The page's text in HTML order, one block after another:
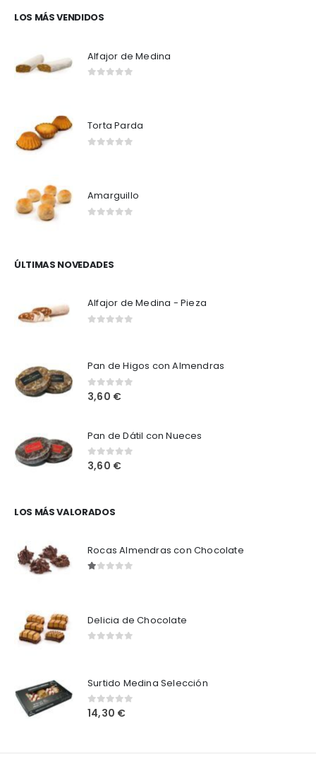
LOS MÁS VENDIDOS
Alfajor de Medina
Torta Parda
Amarguillo
ÚLTIMAS NOVEDADES
Alfajor de Medina - Pieza
Pan de Higos con Almendras
0out of 5
3,60 €
Pan de Dátil con Nueces
0out of 5
3,60 €
LOS MÁS VALORADOS
Rocas Almendras con Chocolate
Delicia de Chocolate
Surtido Medina Selección
0out of 5
14,30 €